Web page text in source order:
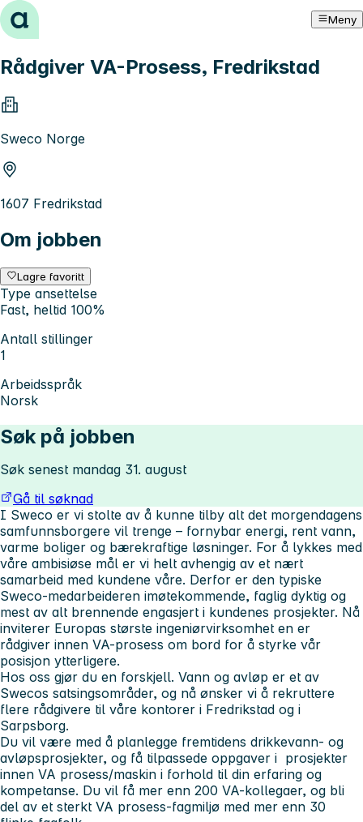
Hopp til innhold Meny
Rådgiver VA-Prosess, Fredrikstad
Sweco Norge
1607 Fredrikstad
Om jobben
Lagre favoritt
Type ansettelse
Fast, heltid 100%
Antall stillinger
1
Arbeidsspråk
Norsk
Søk på jobben
Søk senest mandag 31. august
Gå til søknad
I Sweco er vi stolte av å kunne tilby alt det morgendagens
samfunnsborgere vil trenge – fornybar energi, rent vann,
varme boliger og bærekraftige løsninger. For å lykkes med
våre ambisiøse mål er vi helt avhengig av et nært
samarbeid med kundene våre. Derfor er den typiske
Sweco-medarbeideren imøtekommende, faglig dyktig og
mest av alt brennende engasjert i kundenes prosjekter. Nå
inviterer Europas største ingeniørvirksomhet en er
rådgiver innen VA-prosess om bord for å styrke vår
posisjon ytterligere.
Hos oss gjør du en forskjell. Vann og avløp er et av
Swecos satsingsområder, og nå ønsker vi å rekruttere
flere rådgivere til våre kontorer i Fredrikstad og i
Sarpsborg.
Du vil være med å planlegge fremtidens drikkevann- og
avløpsprosjekter, og få tilpassede oppgaver i prosjekter
innen VA prosess/maskin i forhold til din erfaring og
kompetanse. Du vil få mer enn 200 VA-kollegaer, og bli
del av et sterkt VA prosess-fagmiljø med mer enn 30